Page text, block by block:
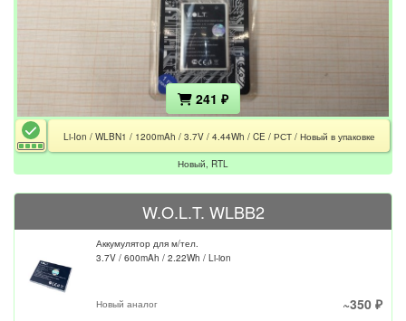
241 ₽
Li-Ion / WLBN1 / 1200mAh / 3.7V / 4.44Wh / CE / РСТ / Новый в упаковке
Новый, RTL
W.O.L.T. WLBB2
Аккумулятор для м/тел.
3.7V / 600mAh / 2.22Wh / Li-ion
Новый аналог ~350 ₽